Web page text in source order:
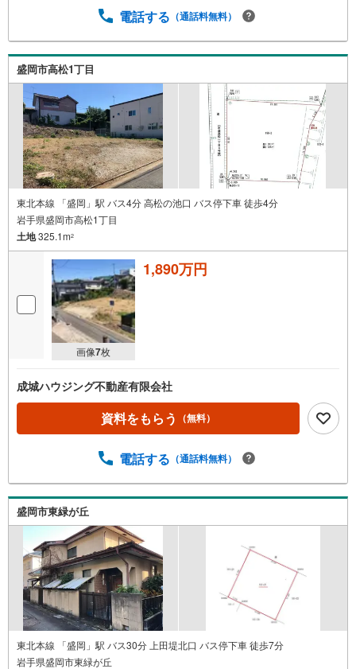
電話する （通話料無料）
盛岡市高松1丁目
東北本線 「盛岡」駅 バス4分 高松の池口 バス停下車 徒歩4分
岩手県盛岡市高松1丁目
土地325.1m2
画像7枚
1,890万円
成城ハウジング不動産有限会社
資料をもらう （無料）
電話する （通話料無料）
盛岡市東緑が丘
東北本線 「盛岡」駅 バス30分 上田堤北口 バス停下車 徒歩7分
岩手県盛岡市東緑が丘